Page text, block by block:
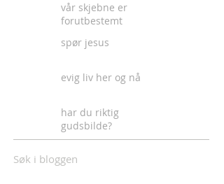
Søk i bloggen
vår skjebne er
forutbestemt
spør jesus
evig liv her og nå
har du riktig
gudsbilde?